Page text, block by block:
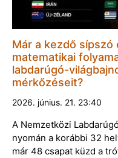
Már a kezdő
matematikai
labdarúgó-
mérkőzéseit?
2026. június. 21. 23:40
A Nemzetközi
nyomán a korábbi 32
már 48 csapat küzd a